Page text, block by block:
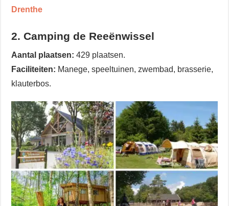
Drenthe
2. Camping de Reeënwissel
Aantal plaatsen: 429 plaatsen.
Faciliteiten: Manege, speeltuinen, zwembad, brasserie,
klauterbos.